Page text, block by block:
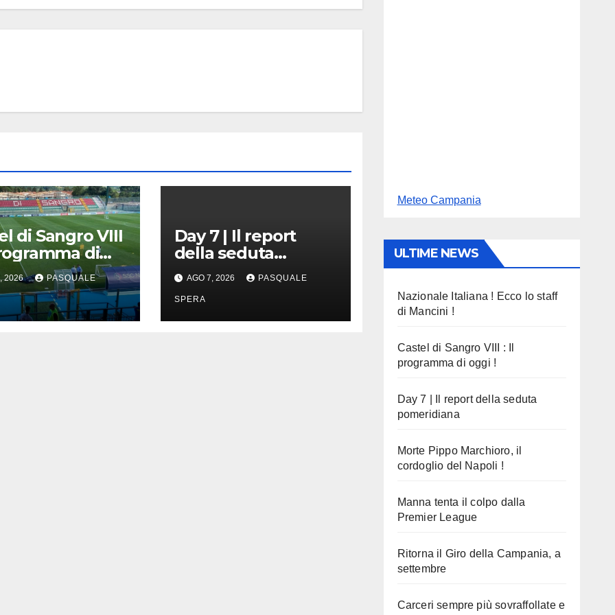
di Sangro VIII
di
2026 PASQUALE
Day 7 | Il report
della seduta
pomeridiana
AGO 7, 2026 PASQUALE
SPERA
Meteo Campania
ULTIME NEWS
Nazionale Italiana ! Ecco lo staff
di Mancini !
Castel di Sangro VIII : Il
programma di oggi !
Day 7 | Il report della seduta
pomeridiana
Morte Pippo Marchioro, il
cordoglio del Napoli !
Manna tenta il colpo dalla
Premier League
Ritorna il Giro della Campania, a
settembre
Carceri sempre più sovraffollate e